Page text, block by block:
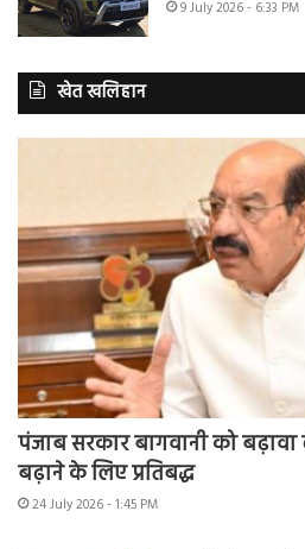
9 July 2026 - 6:33 PM
खेत खलिहान
पंजाब सरकार बागवानी को
बढ़ाने के लिए प्रतिबद्ध
24 July 2026 - 1:45 PM